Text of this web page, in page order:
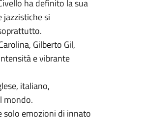
ha definito la sua
si
Gilberto Gil,
e vibrante
italiano,
mondo.
solo emozioni di innato